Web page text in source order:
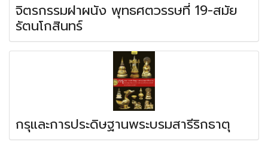
จิตรกรรมฝาผนัง พุทธศตวรรษที่ 19-สมัย
รัตนโกสินทร์
กรุและการประดิษฐานพระบรมสารีริกธาตุ